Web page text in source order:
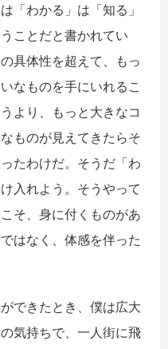
「わかる」は「知る」
ことだと書かれてい
具体性を超えて、もっ
なものを手にいれるこ
より、もっと大きなコ
ものが見えてきたらそ
たわけだ。そうだ「わ
入れよう。そうやって
そ、身に付くものがあ
はなく、体感を伴った
できたとき、僕は広大
気持ちで、一人街に飛